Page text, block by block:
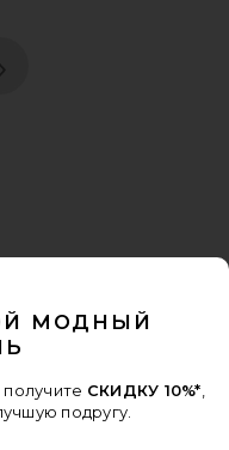
указав свой email.
МОДНЫЙ
СКИДКУ 10%*
подругу.